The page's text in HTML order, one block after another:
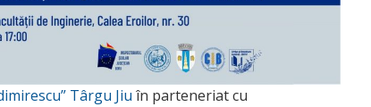
Târgu Jiu în parteneriat cu